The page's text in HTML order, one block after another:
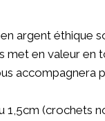
en argent éthique
met en valeur en
accompagnera
1,5cm (crochets